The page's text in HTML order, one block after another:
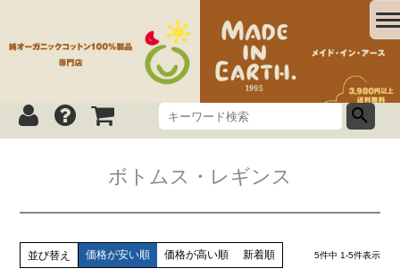
ボトムス・レギンス
並び替え 価格が安い順 価格が高い順 新着順 5件中 1-5件表示